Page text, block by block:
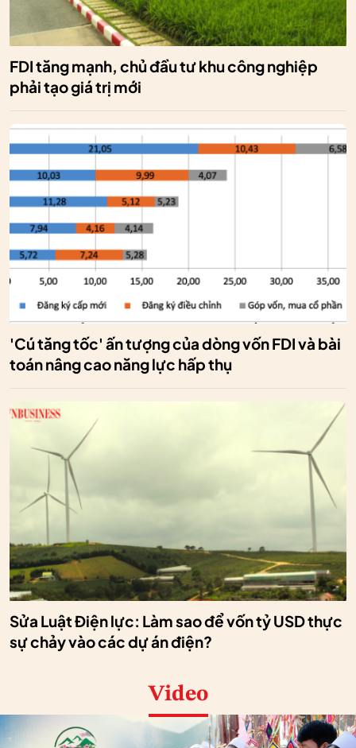
FDI tăng mạnh, chủ đầu tư khu công nghiệp
phải tạo giá trị mới
'Cú tăng tốc' ấn tượng của dòng vốn FDI và bài
toán nâng cao năng lực hấp thụ
Sửa Luật Điện lực: Làm sao để vốn tỷ USD thực
sự chảy vào các dự án điện?
Video